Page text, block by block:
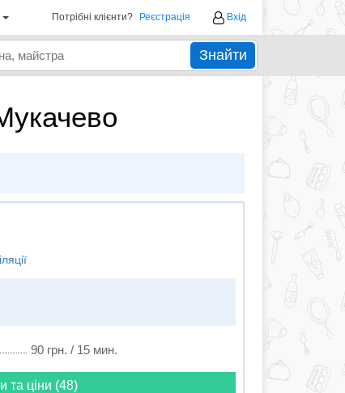
Потрібні клієнти? Реєстрація Вхід
Знайти
90 грн. / 15 мин.
та ціни (48)